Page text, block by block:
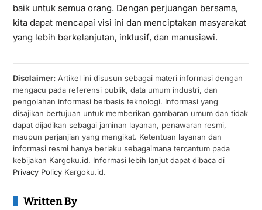
baik untuk semua orang. Dengan perjuangan bersama,
kita dapat mencapai visi ini dan menciptakan masyarakat
yang lebih berkelanjutan, inklusif, dan manusiawi.
Disclaimer:Artikel ini disusun sebagai materi informasi dengan
mengacu pada referensi publik, data umum industri, dan
pengolahan informasi berbasis teknologi. Informasi yang
disajikan bertujuan untuk memberikan gambaran umum dan tidak
dapat dijadikan sebagai jaminan layanan, penawaran resmi,
maupun perjanjian yang mengikat. Ketentuan layanan dan
informasi resmi hanya berlaku sebagaimana tercantum pada
kebijakan Kargoku.id. Informasi lebih lanjut dapat dibaca di
Privacy PolicyKargoku.id.
Written By